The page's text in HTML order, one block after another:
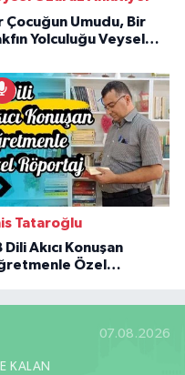
Çocuğun Umudu, Bir
Yolculuğu Veysel
Tataroğlu
Dili Akıcı Konuşan
Özel
07.08.2026
KALAN